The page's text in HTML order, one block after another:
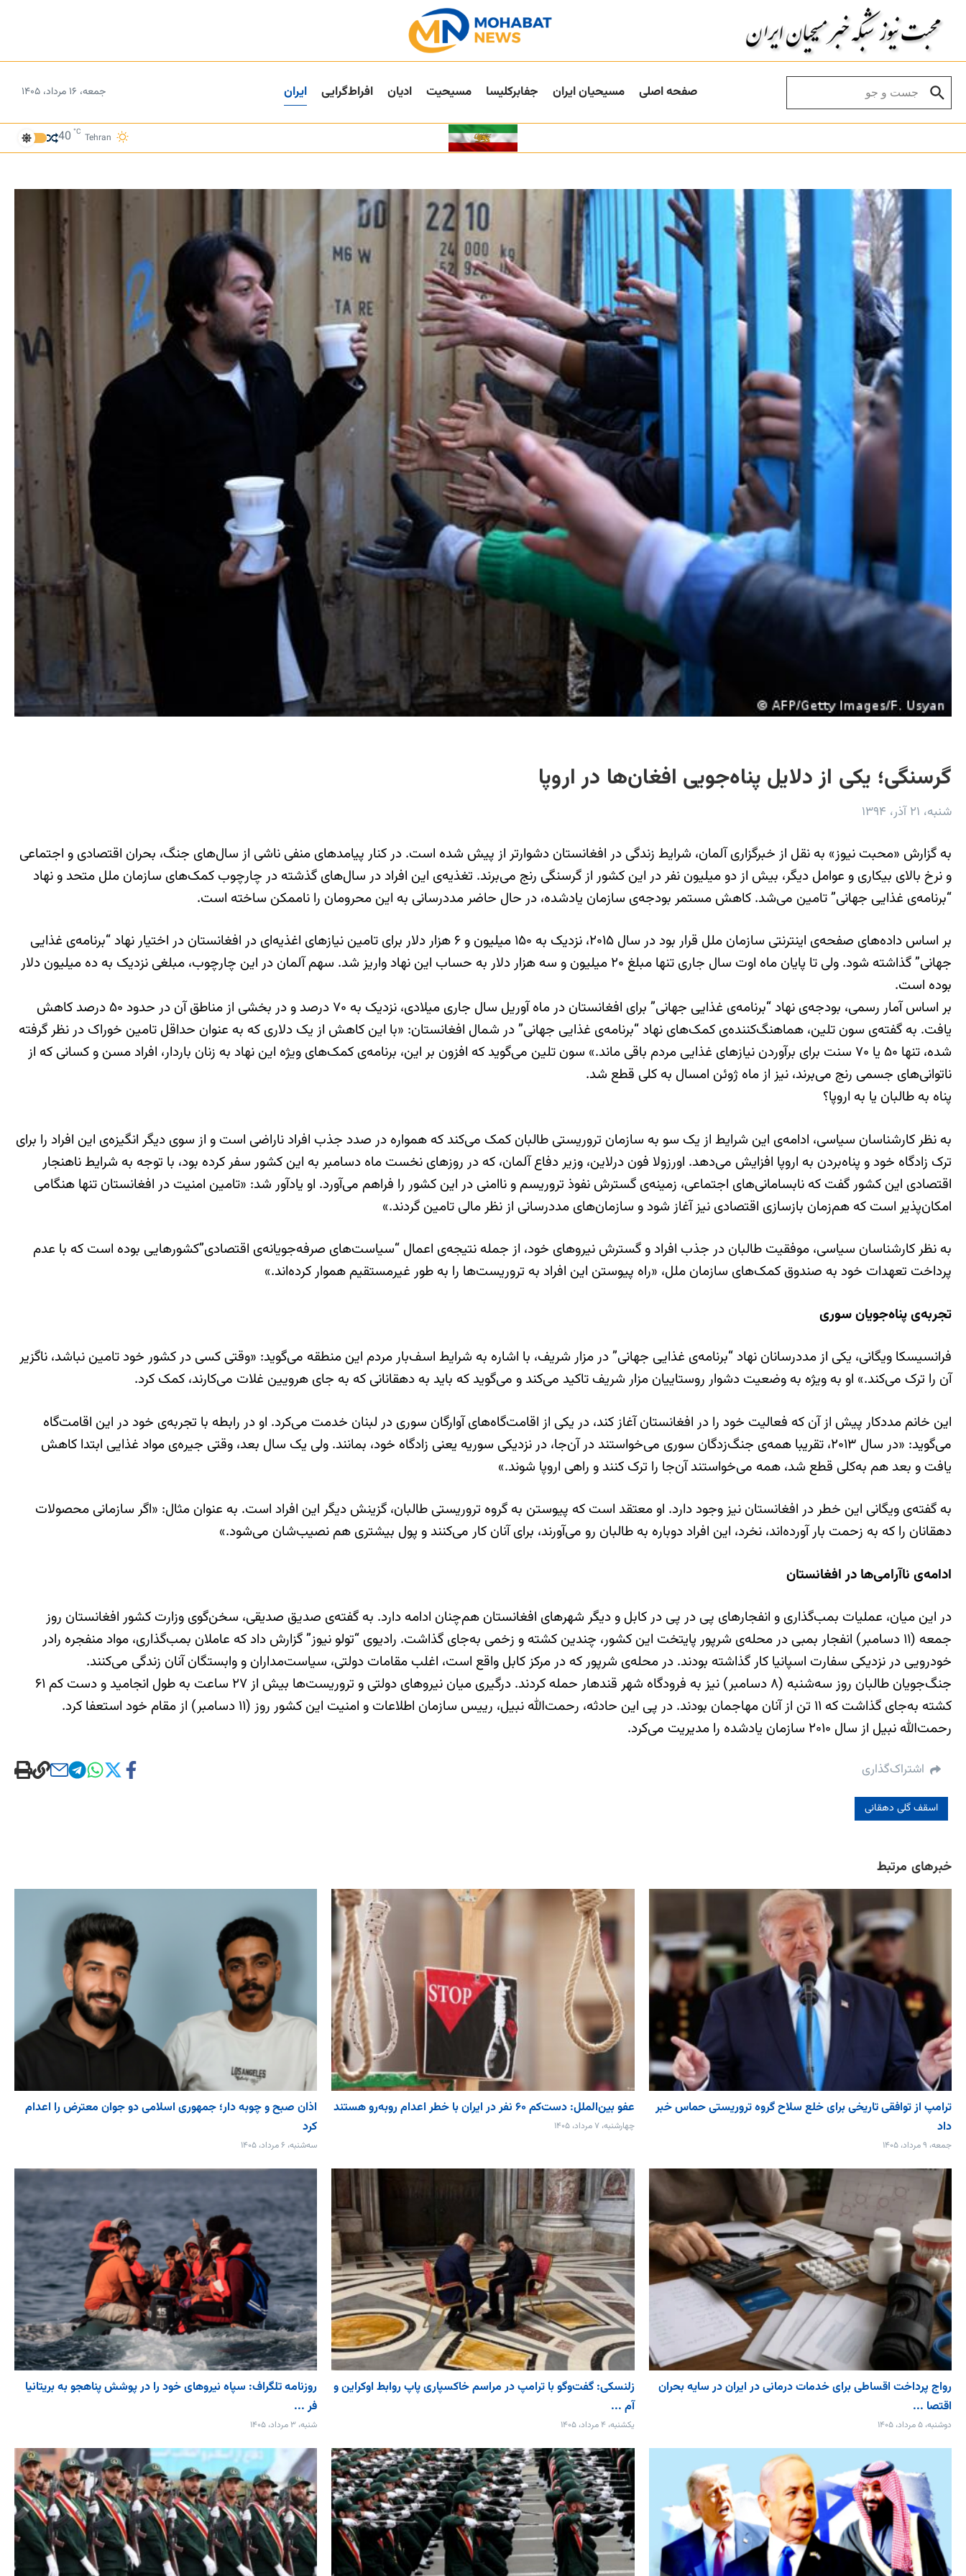
صفحه اصلی مسیحیان ایران جفا‌بر‌کلیسا مسیحیت ادیان افراط‌گرایی ایران جمعه، ۱۶ مرداد، ۱۴۰۵
Tehran
40 °C
گرسنگی؛ یکی از دلایل پناه‌جویی افغان‌ها در اروپا
شنبه، ۲۱ آذر، ۱۳۹۴
به گزارش «محبت نیوز» به نقل از خبرگزاری آلمان، شرایط زندگی در افغانستان دشوارتر از پیش شده است. در کنار پیامدهای منفی ناشی از سال‌های جنگ، بحران اقتصادی و اجتماعی
و نرخ بالای بیکاری و عوامل دیگر، بیش از دو میلیون نفر در این کشور از گرسنگی رنج می‌برند. تغذیه‌ی این افراد در سال‌های گذشته در چارچوب کمک‌های سازمان ملل متحد و ‌نهاد
“برنامه‌ی غذایی جهانی” تامین می‌شد. کاهش مستمر بودجه‌ی سازمان یادشده، در حال حاضر مددرسانی به این محرومان را ناممکن ساخته است.
بر اساس داده‌های صفحه‌ی اینترنتی سازمان ملل قرار بود در سال ۲۰۱۵، نزدیک به ۱۵۰ میلیون و ۶ هزار دلار برای تامین نیازهای اغذیه‌ای در افغانستان در اختیار نهاد “برنامه‌ی غذایی
جهانی” گذاشته شود. ولی تا پایان ماه اوت سال جاری تنها مبلغ ۲۰ میلیون و سه هزار دلار به حساب این نهاد واریز ‌شد. سهم آلمان در این چارچوب، مبلغی نزدیک به ده میلیون دلار
بوده است.
بر اساس آمار رسمی، بودجه‌ی نهاد “برنامه‌ی غذایی جهانی” برای افغانستان در ماه آوریل سال جاری میلادی، نزدیک به ۷۰ درصد و در بخشی از مناطق آن در حدود ۵۰ درصد کاهش
یافت. به گفته‌ی سون تلین، هماهنگ‌کننده‌ی کمک‌های نهاد “برنامه‌ی غذایی جهانی” در شمال افغانستان: «با این کاهش از یک دلاری که به عنوان حداقل تامین خوراک در نظر گرفته
شده، تنها ۵۰ یا ۷۰ سنت برای برآوردن نیازهای غذایی مردم باقی ماند.» سون تلین می‌گوید که افزون بر این، برنامه‌ی کمک‌های ویژه این نهاد به زنان باردار، افراد مسن و کسانی که از
ناتوانی‌های جسمی رنج می‌برند، نیز از ماه ژوئن امسال به کلی قطع شد.
پناه به طالبان یا به اروپا؟
به نظر کارشناسان سیاسی، ادامه‌ی این شرایط از یک سو به سازمان تروریستی طالبان کمک می‌کند که همواره در صدد جذب افراد ناراضی است و از سوی دیگر انگیزه‌ی این افراد را برای
ترک زادگاه خود و پناه‌بردن به اروپا افزایش می‌دهد. اورزولا فون درلاین، وزیر دفاع آلمان، که در روزهای نخست ماه دسامبر به این کشور سفر کرده بود، با توجه به شرایط ناهنجار
اقتصادی این کشور گفت که نابسامانی‌های اجتماعی، زمینه‌ی گسترش نفوذ تروریسم و ناامنی در این کشور را فراهم می‌آورد. او یادآور شد: «تامین امنیت در افغانستان تنها هنگامی
امکان‌پذیر است که هم‌زمان بازسازی اقتصادی نیز آغاز شود و سازمان‌های مددرسانی از نظر مالی تامین گردند.»
به نظر کارشناسان سیاسی، موفقیت طالبان در جذب افراد و گسترش نیروهای خود، از جمله نتیجه‌ی اعمال “سیاست‌های صرفه‌جویانه‌ی اقتصادی‌”‌کشورهایی بوده است که با عدم
پرداخت تعهدات خود به صندوق کمک‌های سازمان ملل، «راه پیوستن این افراد به تروریست‌ها را به ‌طور غیرمستقیم هموار کرده‌اند.»
تجربه‌ی پناه‌جویان سوری
فرانسیسکا ویگانی، یکی از مددرسانان نهاد “برنامه‌ی غذایی جهانی” در مزار شریف، با اشاره به شرایط اسف‌بار مردم این منطقه می‌گوید: «وقتی کسی در کشور خود تامین نباشد، ناگزیر
آن را ترک می‌کند.» او به ویژه به وضعیت دشوار روستاییان مزار شریف تاکید می‌کند و می‌گوید که باید به دهقانانی که به جای هرویین غلات می‌کارند، کمک کرد.
این خانم مددکار پیش از آن که فعالیت خود را در افغانستان آغاز کند، در یکی از اقامت‌گاه‌های آوارگان سوری در لبنان خدمت می‌کرد. او در رابطه با تجربه‌ی خود در این اقامت‌گاه
می‌گوید: «در سال ۲۰۱۳، تقریبا همه‌ی جنگ‌زدگان سوری می‌خواستند در آن‌جا، در نزدیکی سوریه یعنی زادگاه خود، بمانند. ولی یک سال بعد، وقتی جیره‌ی مواد غذایی ابتدا کاهش
یافت و بعد هم به‌کلی قطع شد، همه می‌خواستند آن‌جا را ترک کنند و راهی اروپا شوند.»
به گفته‌ی ویگانی این خطر در افغانستان نیز وجود دارد. او معتقد است که پیوستن به گروه تروریستی طالبان، گزینش دیگر این افراد است. به عنوان مثال: «اگر سازمانی محصولات
دهقانان را که به زحمت بار آورده‌اند، نخرد، این افراد دوباره به طالبان رو می‌آورند، برای آنان کار می‌کنند و پول بیشتری هم نصیب‌شان می‌شود.»
ادامه‌ی ناآرامی‌ها در افغانستان
در این میان، عملیات بمب‌گذاری و انفجارهای پی ‌در پی در کابل و دیگر شهرهای افغانستان هم‌چنان ادامه دارد. به گفته‌ی صدیق صدیقی، سخن‌گوی وزارت کشور افغانستان روز
جمعه (۱۱ دسامبر) انفجار بمبی در محله‌ی شرپور پایتخت این کشور، چندین کشته و زخمی به‌جای گذاشت. رادیوی “تولو نیوز” گزارش داد که عاملان بمب‌گذاری، مواد منفجره را‌در
خودرویی در نزدیکی سفارت اسپانیا کار گذاشته بودند. در محله‌ی شرپور که در مرکز کابل واقع است، اغلب مقامات دولتی، سیاست‌مداران و وابستگان آنان زندگی می‌کنند.
جنگ‌جویان طالبان روز سه‌شنبه (۸ دسامبر) نیز به فرودگاه شهر قندهار حمله کردند. درگیری میان نیروهای دولتی و تروریست‌ها بیش از ۲۷ ساعت به طول انجامید و دست کم ۶۱
کشته به‌جای گذاشت که ۱۱ تن از آنان مهاجمان بودند. در پی این حادثه، رحمت‌الله نبیل، رییس سازمان اطلاعات و امنیت این کشور روز (۱۱ دسامبر) از مقام خود استعفا کرد.
رحمت‌الله نبیل از سال ۲۰۱۰ سازمان یادشده را مدیریت می‌کرد.
اشتراک‌گذاری
اسقف گلی دهقانی
خبرهای مرتبط
ترامپ از توافقی تاریخی برای خلع ‌سلاح گروه تروریستی حماس خبر
داد
جمعه، ۹ مرداد، ۱۴۰۵
عفو بین‌الملل: دست‌کم ۶۰ نفر در ایران با خطر اعدام روبه‌رو هستند
چهارشنبه، ۷ مرداد، ۱۴۰۵
اذان صبح و چوبه دار؛ جمهوری اسلامی دو جوان معترض را اعدام
کرد
سه‌شنبه، ۶ مرداد، ۱۴۰۵
رواج پرداخت اقساطی برای خدمات درمانی در ایران در سایه بحران
اقتصا ...
دوشنبه، ۵ مرداد، ۱۴۰۵
زلنسکی: گفت‌وگو با ترامپ در مراسم خاکسپاری پاپ روابط اوکراین و
آم ...
یکشنبه، ۴ مرداد، ۱۴۰۵
روزنامه تلگراف: سپاه نیروهای خود را در پوشش پناهجو به بریتانیا
فر ...
شنبه، ۳ مرداد، ۱۴۰۵